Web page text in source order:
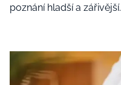
poznání hladší a zářivější.